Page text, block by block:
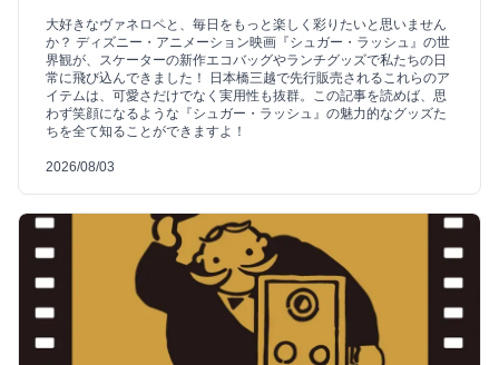
大好きなヴァネロペと、毎日をもっと楽しく彩りたいと思いません
か？ ディズニー・アニメーション映画『シュガー・ラッシュ』の世
界観が、スケーターの新作エコバッグやランチグッズで私たちの日
常に飛び込んできました！ 日本橋三越で先行販売されるこれらのア
イテムは、可愛さだけでなく実用性も抜群。この記事を読めば、思
わず笑顔になるような『シュガー・ラッシュ』の魅力的なグッズた
ちを全て知ることができますよ！
2026/08/03